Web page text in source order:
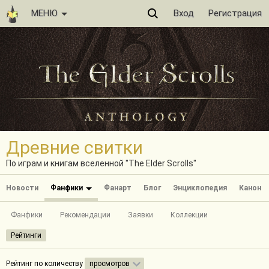
МЕНЮ Вход Регистрация
Древние свитки
По играм и книгам вселенной "The Elder Scrolls"
Новости Фанфики Фанарт Блог Энциклопедия Канон
Фанфики Рекомендации Заявки Коллекции
Рейтинги
Рейтинг по количеству просмотров